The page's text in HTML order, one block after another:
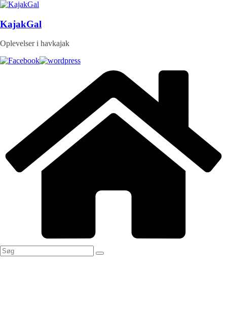
Skip
content
KajakGal
Oplevelser i havkajak